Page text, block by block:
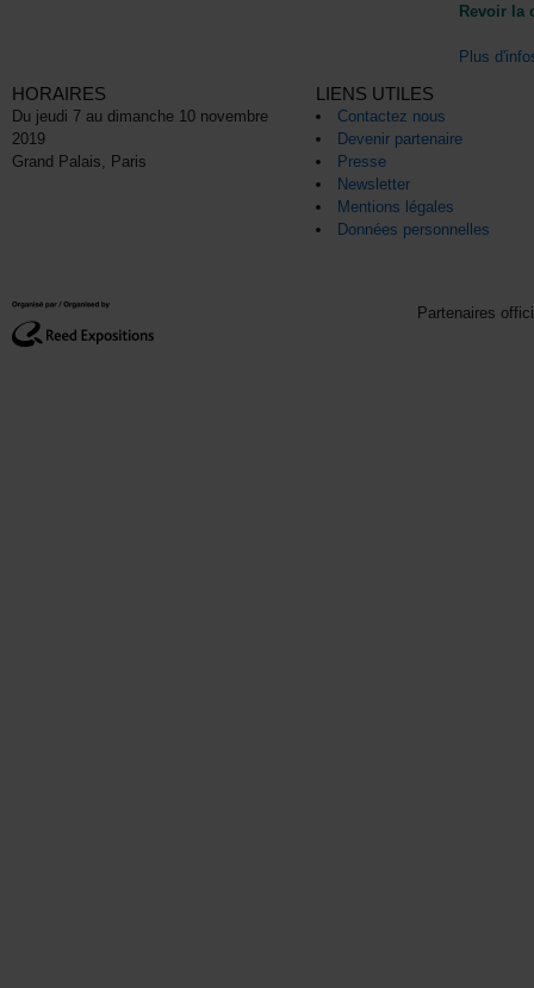
Revoir la
Plus
HORAIRES
Du jeudi 7 au dimanche 10 novembre
2019
Grand Palais, Paris
LIENS UTILES
Contactez nous
Devenir partenaire
Presse
Newsletter
Mentions légales
Données personnelles
Partenaires